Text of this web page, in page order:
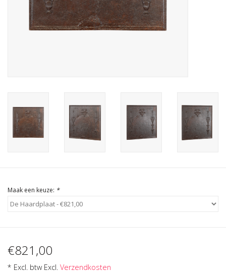
AI-Ready Database
Login
Maak een keuze: *
€821,00
* Excl. btw Excl. Verzendkosten